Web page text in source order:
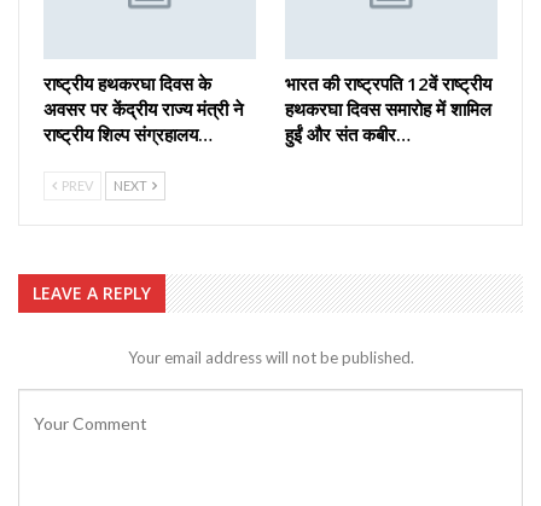
राष्ट्रीय हथकरघा दिवस के
अवसर पर केंद्रीय राज्य मंत्री ने
राष्ट्रीय शिल्प संग्रहालय…
भारत की राष्ट्रपति 12वें राष्ट्रीय
हथकरघा दिवस समारोह में शामिल
हुईं और संत कबीर…
PREV NEXT
LEAVE A REPLY
Your email address will not be published.